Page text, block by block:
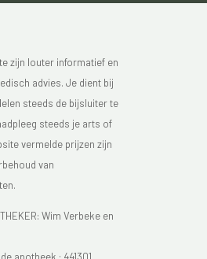
zijn louter informatief en
advies. Je dient bij
steeds de bijsluiter te
steeds je arts of
vermelde prijzen zijn
van
Wim Verbeke en
de apotheek : 441301